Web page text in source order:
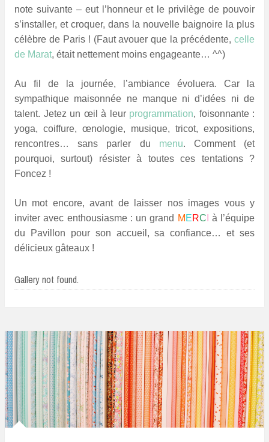
note suivante – eut l’honneur et le privilège de pouvoir
s’installer, et croquer, dans la nouvelle baignoire la plus
célèbre de Paris ! (Faut avouer que la précédente, celle
de Marat, était nettement moins engageante… ^^)
Au fil de la journée, l’ambiance évoluera. Car la
sympathique maisonnée ne manque ni d’idées ni de
talent. Jetez un œil à leur programmation, foisonnante :
yoga, coiffure, œnologie, musique, tricot, expositions,
rencontres… sans parler du menu. Comment (et
pourquoi, surtout) résister à toutes ces tentations ?
Foncez !
Un mot encore, avant de laisser nos images vous y
inviter avec enthousiasme : un grand M ERC à l’équipe
du Pavillon pour son accueil, sa confiance… et ses
délicieux gâteaux !
Gallery not found.